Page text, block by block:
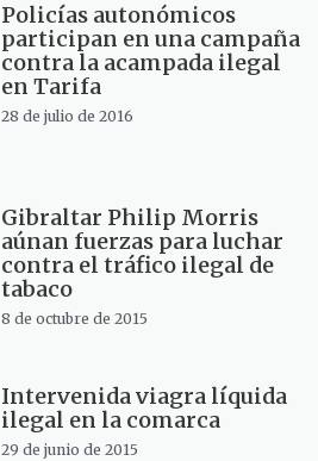
Policías autonómicos
participan en una campaña
contra la acampada ilegal
en Tarifa
28 de julio de 2016
Gibraltar Philip Morris
aúnan fuerzas para luchar
contra el tráfico ilegal de
tabaco
8 de octubre de 2015
Intervenida viagra líquida
ilegal en la comarca
29 de junio de 2015